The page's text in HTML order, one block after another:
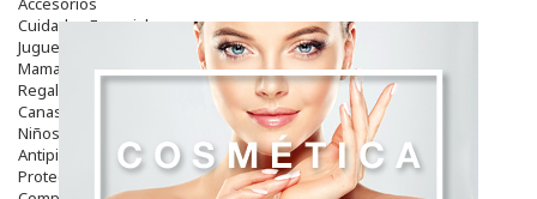
Cuidados Especiales
Juguetes
Mama
Regalos
Canastilla
Niños
Antipiojos
Protección Solar